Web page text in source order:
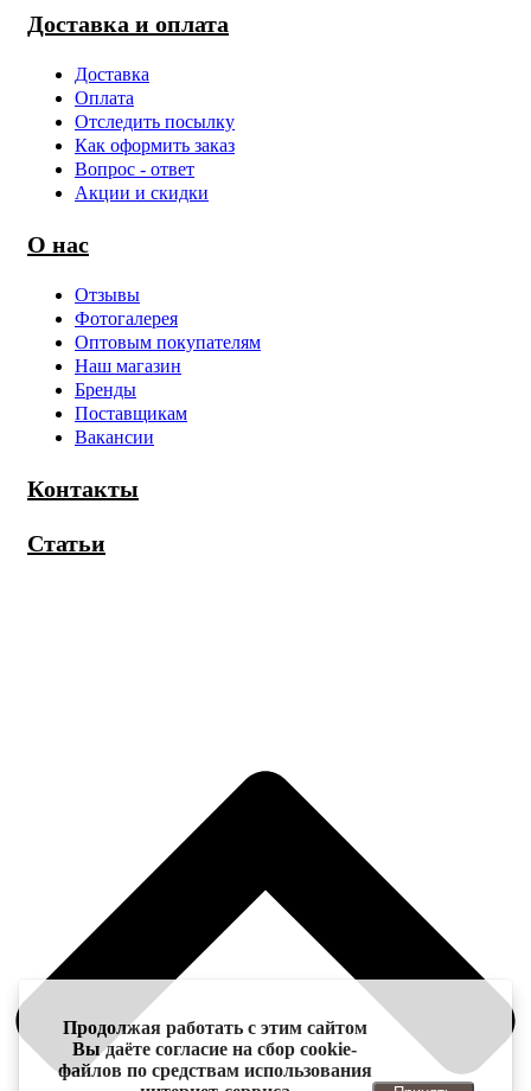
Доставка и оплата
Доставка
Оплата
Отследить посылку
Как оформить заказ
Вопрос - ответ
Акции и скидки
О нас
Отзывы
Фотогалерея
Оптовым покупателям
Наш магазин
Бренды
Поставщикам
Вакансии
Контакты
Статьи
Продолжая работать с этим сайтом
Вы даёте согласие на сбор cookie-
файлов по средствам использования